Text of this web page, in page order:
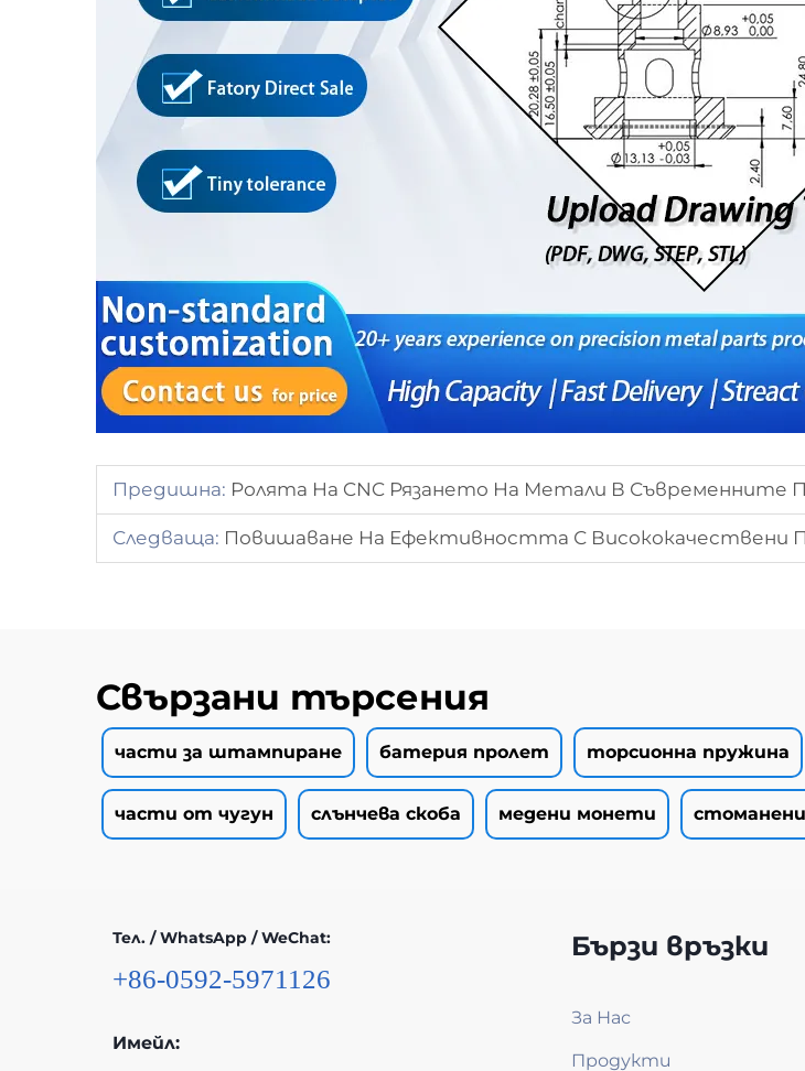
Предишна: Ролята На CNC Рязането На Метали В Съвременните
Следваща: Повишаване На Ефективността С Висококачествени
Свързани търсения
части за штампиране батерия пролет торсионна пружина
части от чугун слънчева скоба медени монети
Тел. / WhatsApp / WeChat:
+86-0592-5971126
Имейл:
Бързи връзки
За Нас
Продукти